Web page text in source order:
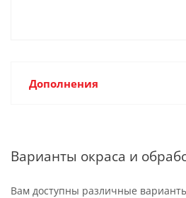
Дополнения
Варианты окраса и
Вам доступны различные